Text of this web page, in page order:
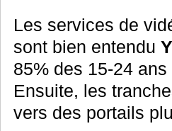
Les services de
sont bien entendu
85% des 15-24
Ensuite, les
vers des portails